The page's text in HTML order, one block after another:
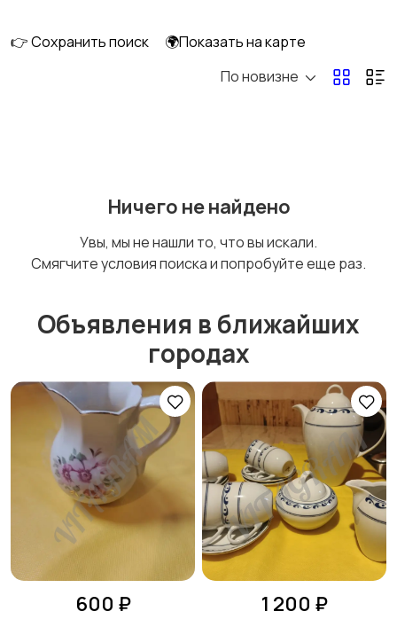
сигнализации
Сад и огород Садовая мебель
Столы и стулья Текстиль и ковры
Шкафы и комоды Другое
👉 Сохранить поиск
🌍Показать на карте
По новизне
Ничего не найдено
Увы, мы не нашли то, что вы искали.
Смягчите условия поиска и попробуйте еще раз.
Объявления в ближайших
городах
600 ₽ 1 200 ₽